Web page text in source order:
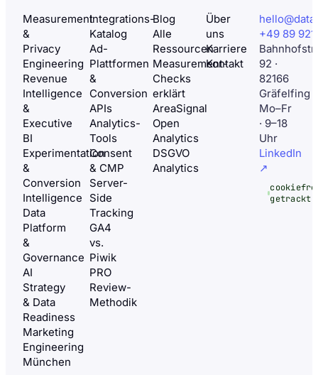
Measurement
&
Privacy
Engineering
Revenue
Intelligence
&
Executive
BI
Experimentation
&
Conversion
Intelligence
Data
Platform
&
Governance
AI
Strategy
& Data
Readiness
Marketing
Engineering
München
Integrations-
Katalog
Ad-
Plattformen
&
Conversion
APIs
Analytics-
Tools
Consent
& CMP
Server-
Side
Tracking
GA4
vs.
Piwik
PRO
Review-
Methodik
Blog
Alle
Ressourcen
Measurement-
Checks
erklärt
AreaSignal
Open
Analytics
DSGVO
Analytics
Über
uns
Karriere
Kontakt
+49 89
92 ·
82166
Gräfelfing
Mo–Fr
· 9–18
Uhr
LinkedIn
↗
getrackt